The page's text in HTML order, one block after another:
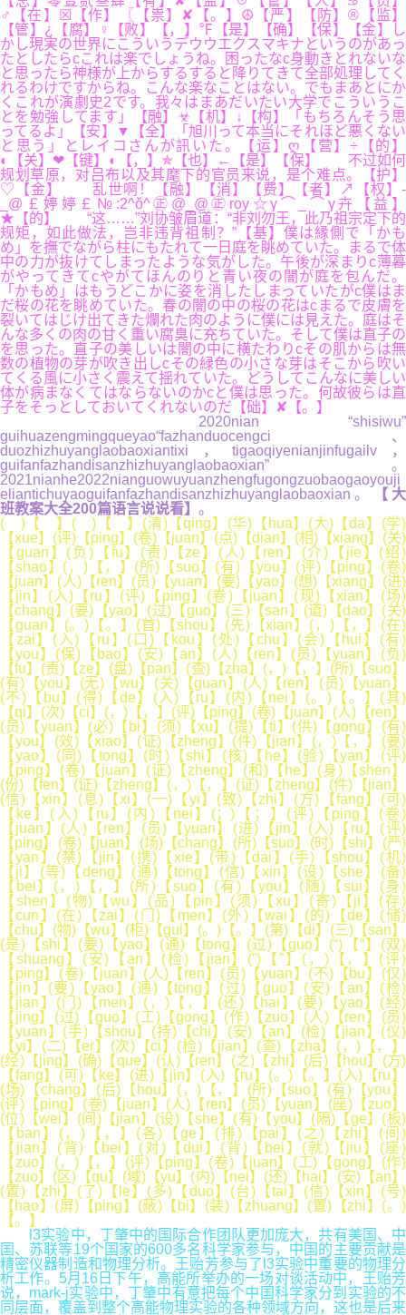
♂【在】☒【作】〖【祟】✘【。】☮【严】【防】®【监】
【管】¿【腐】♀【败】【，】℉【是】【确】【保】【金】し
かし現実の世界にこういうデウウエクスマキナというのがあっ
たとしたらcこれは楽でしょうね。困ったなc身動きとれないな
と思ったら神様が上からするすると降りてきて全部処理してく
れるわけですからね。こんな楽なことはない。でもまあとにか
くこれが演劇史2です。我々はまあだいたい大学でこういうこ
とを勉強してます」【融】☣【机】↓【构】「もちろんそう思
ってるよ」【安】▼【全】「旭川って本当にそれほど悪くない
と思う」とレイコさんが訊いた。【运】ღ【营】÷【的】
◐【关】❤【键】◐【，】✯【也】←【是】【保】 不过如何
规划草原，对吕布以及其麾下的官员来说，是个难点。【护】
♡【金】 乱世啊！【融】【消】【费】【者】↗【权】-
_@￡婷婷￡№:2^ǒ^㊣@_@㊣roy☆γ⌒_⌒γ卉【益】
★【的】 “这……”刘协皱眉道：“非刘勿王，此乃祖宗定下的
规矩，如此做法，岂非违背祖制？”【基】僕は縁側で「かも
め」を撫でながら柱にもたれて一日庭を眺めていた。まるで体
中の力が抜けてしまったような気がした。午後が深まりc薄暮
がやってきてcやがてほんのりと青い夜の闇が庭を包んだ。
「かもめ」はもうどこかに姿を消したしまっていたがc僕はま
だ桜の花を眺めていた。春の闇の中の桜の花はcまるで皮膚を
裂いてはじけ出てきた爛れた肉のように僕には見えた。庭はそ
んな多くの肉の甘く重い腐臭に充ちていた。そして僕は直子の
を思った。直子の美しいは闇の中に横たわりcその肌からは無
数の植物の芽が吹き出しcその緑色の小さな芽はそこから吹い
てくる風に小さく震えて揺れていた。どうしてこんなに美しい
体が病まなくてはならないのかcと僕は思った。何故彼らは直
子をそっとしておいてくれないのだ【础】✘【。】
2020nian “shisiwu”
guihuazengmingqueyao“fazhanduocengci、
duozhizhuyanglaobaoxiantixi，tigaoqiyenianjinfugailv，
guifanfazhandisanzhizhuyanglaobaoxian”。
2021nianhe2022nianguowuyuanzhengfugongzuobaogaoyouji
eliantichuyaoguifanfazhandisanzhizhuyanglaobaoxian。
【大
班教案大全200篇语言说说看】 。
( )【 】( )【 】(清)【qing】(华)【hua】(大)【da】(学)
【xue】(评)【ping】(卷)【juan】(点)【dian】(相)【xiang】(关)
【guan】(负)【fu】(责)【ze】(人)【ren】(介)【jie】(绍)
【shao】(，)【，】(所)【suo】(有)【you】(评)【ping】(卷)
【juan】(人)【ren】(员)【yuan】(要)【yao】(想)【xiang】(进)
【jin】(入)【ru】(评)【ping】(卷)【juan】(现)【xian】(场)
【chang】(要)【yao】(过)【guo】(三)【san】(道)【dao】(关)
【guan】(。)【。】(首)【shou】(先)【xian】(，)【，】(在)
【zai】(入)【ru】(口)【kou】(处)【chu】(会)【hui】(有)
【you】(保)【bao】(安)【an】(人)【ren】(员)【yuan】(负)
【fu】(责)【ze】(盘)【pan】(查)【zha】(，)【，】(所)【suo】
(有)【you】(无)【wu】(关)【guan】(人)【ren】(员)【yuan】
(不)【bu】(得)【de】(入)【ru】(内)【nei】(。)【。】(其)
【qi】(次)【ci】(，)【，】(评)【ping】(卷)【juan】(人)【ren】
(员)【yuan】(必)【bi】(须)【xu】(提)【ti】(供)【gong】(有)
【you】(效)【xiao】(证)【zheng】(件)【jian】(，)【，】(要)
【yao】(同)【tong】(时)【shi】(核)【he】(验)【yan】(评)
【ping】(卷)【juan】(证)【zheng】(和)【he】(身)【shen】
(份)【fen】(证)【zheng】(，)【，】(证)【zheng】(件)【jian】
(信)【xin】(息)【xi】(一)【yi】(致)【zhi】(方)【fang】(可)
【ke】(入)【ru】(内)【nei】(；)【；】(评)【ping】(卷)
【juan】(人)【ren】(员)【yuan】(进)【jin】(入)【ru】(评)
【ping】(卷)【juan】(场)【chang】(所)【suo】(时)【shi】(严)
【yan】(禁)【jin】(携)【xie】(带)【dai】(手)【shou】(机)
【ji】(等)【deng】(通)【tong】(信)【xin】(设)【she】(备)
【bei】(，)【，】(所)【suo】(有)【you】(随)【sui】(身)
【shen】(物)【wu】(品)【pin】(须)【xu】(寄)【ji】(存)
【cun】(在)【zai】(门)【men】(外)【wai】(的)【de】(储)
【chu】(物)【wu】(柜)【gui】(。)【。】(第)【di】(三)【san】
(是)【shi】(要)【yao】(通)【tong】(过)【guo】(“)【“】(双)
【shuang】(安)【an】(检)【jian】(”)【”】(，)【，】(评)
【ping】(卷)【juan】(人)【ren】(员)【yuan】(不)【bu】(仅)
【jin】(要)【yao】(通)【tong】(过)【guo】(安)【an】(检)
【jian】(门)【men】(，)【，】(还)【hai】(要)【yao】(经)
【jing】(过)【guo】(工)【gong】(作)【zuo】(人)【ren】(员)
【yuan】(手)【shou】(持)【chi】(安)【an】(检)【jian】(仪)
【yi】(二)【er】(次)【ci】(检)【jian】(查)【zha】(，)【，】
(经)【jing】(确)【que】(认)【ren】(之)【zhi】(后)【hou】(方)
【fang】(可)【ke】(进)【jin】(入)【ru】(。)【。】(入)【ru】
(场)【chang】(后)【hou】(，)【，】(所)【suo】(有)【you】
(评)【ping】(卷)【juan】(人)【ren】(员)【yuan】(座)【zuo】
(位)【wei】(间)【jian】(设)【she】(有)【you】(隔)【ge】(板)
【ban】(，)【，】(各)【ge】(排)【pai】(之)【zhi】(间)
【jian】(背)【bei】(对)【dui】(背)【bei】(就)【jiu】(座)
【zuo】(，)【，】(评)【ping】(卷)【juan】(工)【gong】(作)
【zuo】(区)【qu】(域)【yu】(内)【nei】(还)【hai】(安)【an】
(置)【zhi】(了)【le】(多)【duo】(台)【tai】(信)【xin】(号)
【hao】(屏)【ping】(蔽)【bi】(装)【zhuang】(置)【zhi】(。)
【。】
l3实验中，丁肇中的国际合作团队更加庞大，共有美国、中
国、苏联等19个国家的600多名科学家参与，中国的主要贡献是
精密仪器制造和物理分析。王贻芳参与了l3实验中重要的物理分
析工作。5月16日下午，高能所举办的一场对谈活动中，王贻芳
说，mark-j实验中，丁肇中有意把每个中国科学家分到实验的不
同层面，覆盖到整个高能物理实验的各种领域方向，这也是后来